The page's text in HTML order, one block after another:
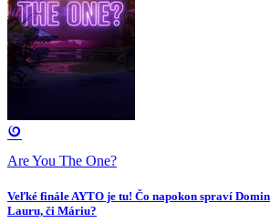
Are You The One?
Veľké finále AYTO je tu! Čo napokon spraví
Lauru, či Máriu?